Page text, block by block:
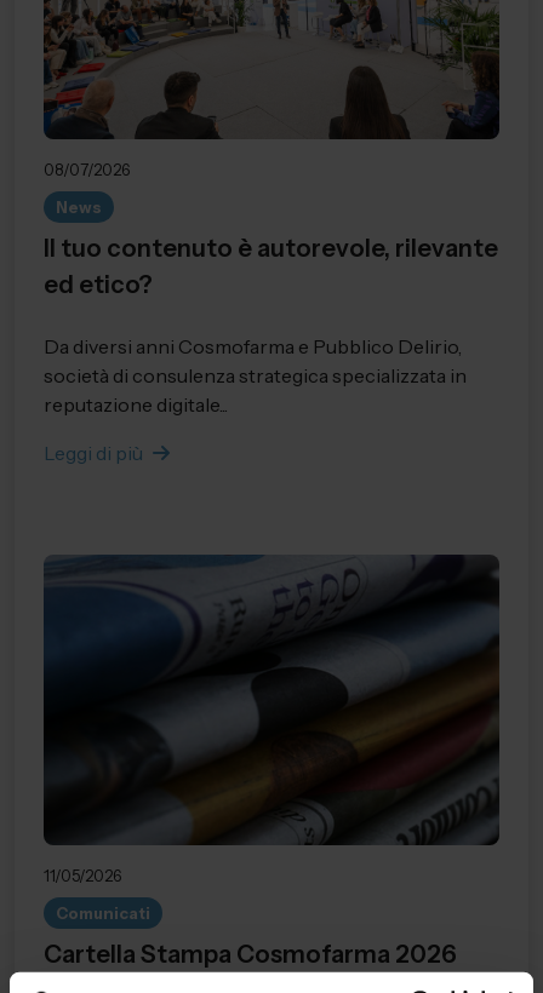
08/07/2026
News
Il tuo contenuto è autorevole, rilevante
ed etico?
Da diversi anni Cosmofarma e Pubblico Delirio,
società di consulenza strategica specializzata in
reputazione digitale...
Leggi di più
11/05/2026
Comunicati
Cartella Stampa Cosmofarma 2026